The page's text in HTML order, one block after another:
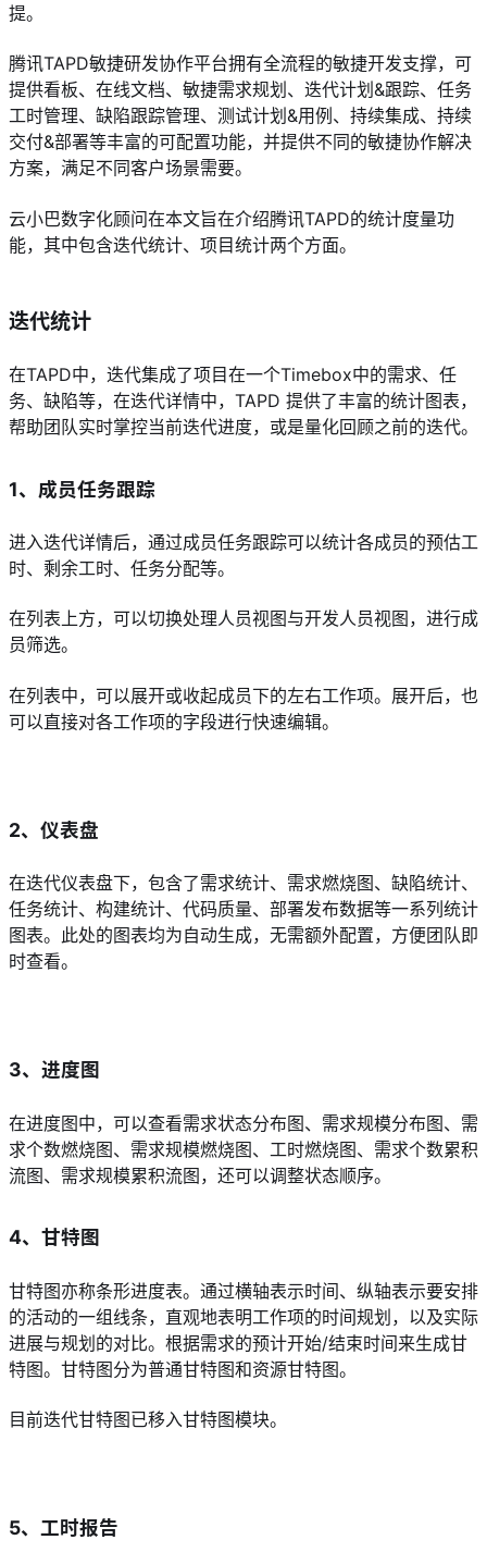
提。
腾讯TAPD敏捷研发协作平台拥有全流程的敏捷开发支撑，可
提供看板、在线文档、敏捷需求规划、迭代计划&跟踪、任务
工时管理、缺陷跟踪管理、测试计划&用例、持续集成、持续
交付&部署等丰富的可配置功能，并提供不同的敏捷协作解决
方案，满足不同客户场景需要。
云小巴数字化顾问在本文旨在介绍腾讯TAPD的统计度量功
能，其中包含迭代统计、项目统计两个方面。
迭代统计
在TAPD中，迭代集成了项目在一个Timebox中的需求、任
务、缺陷等，在迭代详情中，TAPD 提供了丰富的统计图表，
帮助团队实时掌控当前迭代进度，或是量化回顾之前的迭代。
1、成员任务跟踪
进入迭代详情后，通过成员任务跟踪可以统计各成员的预估工
时、剩余工时、任务分配等。
在列表上方，可以切换处理人员视图与开发人员视图，进行成
员筛选。
在列表中，可以展开或收起成员下的左右工作项。展开后，也
可以直接对各工作项的字段进行快速编辑。
2、仪表盘
在迭代仪表盘下，包含了需求统计、需求燃烧图、缺陷统计、
任务统计、构建统计、代码质量、部署发布数据等一系列统计
图表。此处的图表均为自动生成，无需额外配置，方便团队即
时查看。
3、进度图
在进度图中，可以查看需求状态分布图、需求规模分布图、需
求个数燃烧图、需求规模燃烧图、工时燃烧图、需求个数累积
流图、需求规模累积流图，还可以调整状态顺序。
4、甘特图
甘特图亦称条形进度表。通过横轴表示时间、纵轴表示要安排
的活动的一组线条，直观地表明工作项的时间规划，以及实际
进展与规划的对比。根据需求的预计开始/结束时间来生成甘
特图。甘特图分为普通甘特图和资源甘特图。
目前迭代甘特图已移入甘特图模块。
5、工时报告